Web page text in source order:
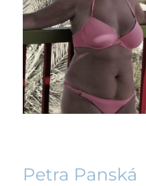
Petra Panská